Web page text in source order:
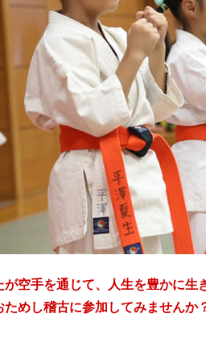
が空手を通じて、人生を豊かに生
ためし稽古に参加してみませんか